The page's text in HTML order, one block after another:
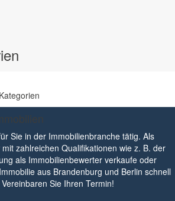
Sie in der Immobilienbranche tätig. Als
zahlreichen Qualifikationen wie z. B. der
als Immobilienbewerter verkaufe oder
aus Brandenburg und Berlin schnell
Sie Ihren Termin!